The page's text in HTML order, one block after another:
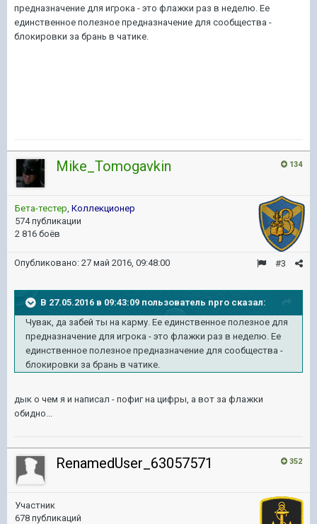
предназначение для игрока - это флажки раз в неделю. Ее
единственное полезное предназначение для сообщества -
блокировки за брань в чатике.
134
Mike_Tomogavkin
Бета-тестер, Коллекционер
574 публикации
2 816 боёв
#3
Опубликовано: 27 май 2016, 09:48:00
В 27.05.2016 в 09:43:09 пользователь npro сказал:
Чувак, да забей ты на карму. Ее единственное полезное для
предназначение для игрока - это флажки раз в неделю. Ее
единственное полезное предназначение для сообщества -
блокировки за брань в чатике.
дык о чем я и написал - пофиг на цифры, а вот за флажки
обидно...
352
RenamedUser_63057571
Участник
678 публикаций